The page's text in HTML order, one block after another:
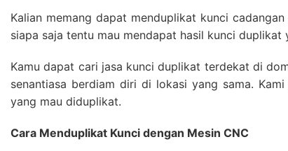
Kalian memang dapat menduplikat kunci
siapa saja tentu mau mendapat hasil kunci duplikat
Kamu dapat cari jasa kunci duplikat terdekat di
senantiasa berdiam diri di lokasi yang sama.
yang mau diduplikat.
Cara Menduplikat Kunci dengan Mesin CNC